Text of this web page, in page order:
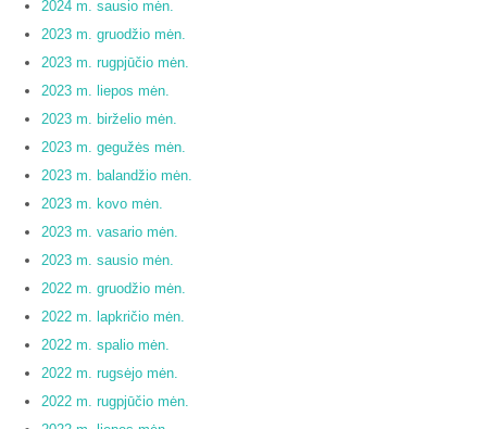
2024 m. sausio mėn.
2023 m. gruodžio mėn.
2023 m. rugpjūčio mėn.
2023 m. liepos mėn.
2023 m. birželio mėn.
2023 m. gegužės mėn.
2023 m. balandžio mėn.
2023 m. kovo mėn.
2023 m. vasario mėn.
2023 m. sausio mėn.
2022 m. gruodžio mėn.
2022 m. lapkričio mėn.
2022 m. spalio mėn.
2022 m. rugsėjo mėn.
2022 m. rugpjūčio mėn.